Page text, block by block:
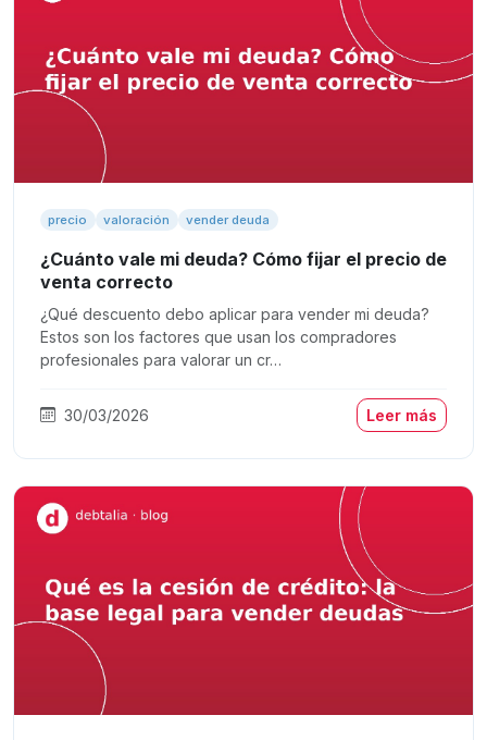
precio valoración vender deuda
¿Cuánto vale mi deuda? Cómo fijar el precio de
venta correcto
¿Qué descuento debo aplicar para vender mi deuda?
Estos son los factores que usan los compradores
profesionales para valorar un cr…
30/03/2026 Leer más